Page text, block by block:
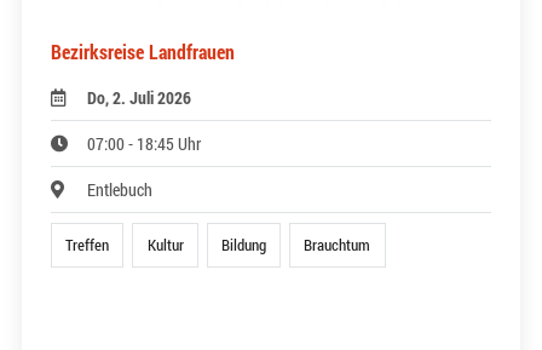
Bezirksreise Landfrauen
Do, 2. Juli 2026
07:00 - 18:45 Uhr
Entlebuch
Treffen Kultur Bildung Brauchtum